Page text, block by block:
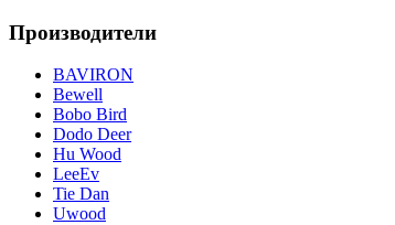
Производители
BAVIRON
Bewell
Bobo Bird
Dodo Deer
Hu Wood
LeeEv
Tie Dan
Uwood